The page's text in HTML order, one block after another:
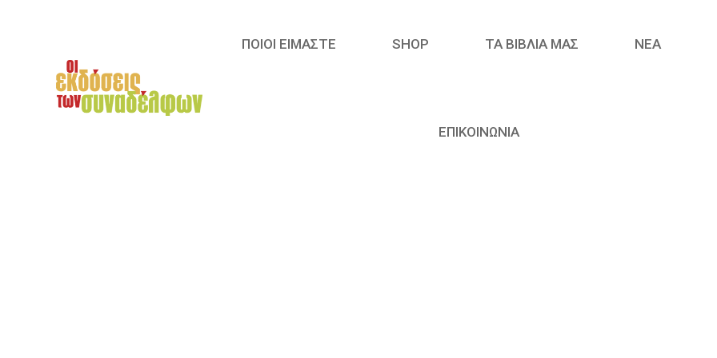
ΠΟΙΟΙ ΕΙΜΑΣΤΕ SHOP ΤΑ ΒΙΒΛΙΑ ΜΑΣ ΝΈΑ
ΕΠΙΚΟΙΝΩΝΙΑ